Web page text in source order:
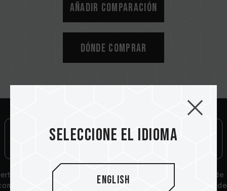
Añadir comparación
Dónde comprar
de
Garantía de por
vida
Solución de
disipación de
Seleccione el idioma
English